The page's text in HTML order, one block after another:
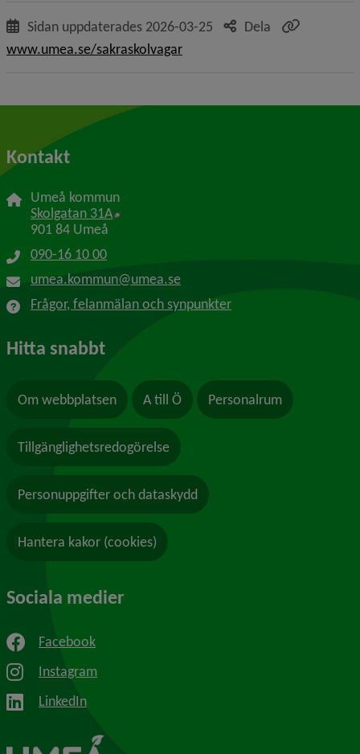
Sidan uppdaterades 2026-03-25
Dela
www.umea.se/sakraskolvagar
Kontakt
Umeå kommun
Skolgatan 31A Länk till annan webbplats, öppnas i nytt
901 84 Umeå
090-16 10 00
umea.kommun@umea.se
Frågor, felanmälan och synpunkter
Hitta snabbt
Om webbplatsen A till Ö Personalrum
Tillgänglighetsredogörelse
Personuppgifter och dataskydd
Hantera kakor (cookies)
Sociala medier
Facebook
Instagram
LinkedIn